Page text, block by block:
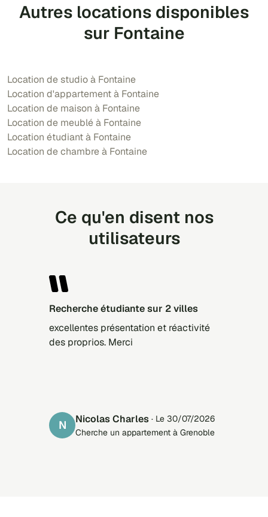
Autres locations disponibles
sur Fontaine
Location de studio à Fontaine
Location d'appartement à Fontaine
Location de maison à Fontaine
Location de meublé à Fontaine
Location étudiant à Fontaine
Location de chambre à Fontaine
Ce qu'en disent nos
utilisateurs
Recherche étudiante sur 2 villes
excellentes présentation et réactivité
des proprios. Merci
N Nicolas Charles · Le 30/07/2026
Cherche un appartement à Grenoble